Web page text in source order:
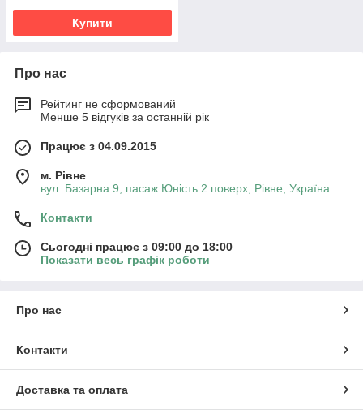
Купити
Про нас
Рейтинг не сформований
Менше 5 відгуків за останній рік
Працює з 04.09.2015
м. Рівне
вул. Базарна 9, пасаж Юність 2 поверх, Рівне, Україна
Контакти
Сьогодні працює з 09:00 до 18:00
Показати весь графік роботи
Про нас
Контакти
Доставка та оплата